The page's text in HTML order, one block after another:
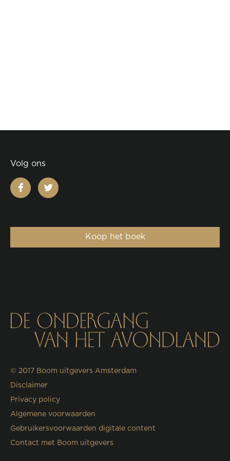
Volg ons
facebooktwitter
Koop het boek
© 2017 Boom uitgevers Amsterdam
Disclaimer
Privacy policy
Algemene voorwaarden
Gebruikersvoorwaarden digitale content
Contact met Boom uitgevers